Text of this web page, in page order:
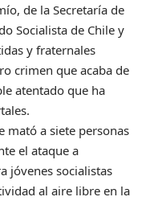
de la Secretaría de
Socialista de Chile y
y fraternales
crimen que acaba de
atentado que ha
mató a siete personas
el ataque a
jóvenes socialistas
al aire libre en la